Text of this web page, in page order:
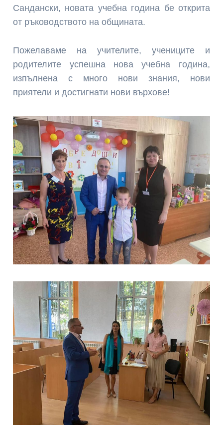
Сандански, новата учебна година бе открита
от ръководството на общината.
Пожелаваме на учителите, учениците и
родителите успешна нова учебна година,
изпълнена с много нови знания, нови
приятели и достигнати нови върхове!